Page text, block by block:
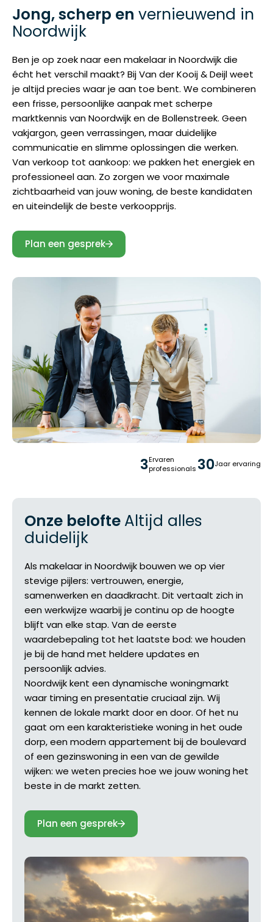
Gesprek inplannen
Direct contact
071 - 760 00 50
info@vanderkooijendeijl.nl
Jong, scherp en vernieuwend in
Noordwijk
Ben je op zoek naar een makelaar in Noordwijk die
écht het verschil maakt? Bij Van der Kooij & Deijl weet
je altijd precies waar je aan toe bent. We combineren
een frisse, persoonlijke aanpak met scherpe
marktkennis van Noordwijk en de Bollenstreek. Geen
vakjargon, geen verrassingen, maar duidelijke
communicatie en slimme oplossingen die werken.
Van verkoop tot aankoop: we pakken het energiek en
professioneel aan. Zo zorgen we voor maximale
zichtbaarheid van jouw woning, de beste kandidaten
en uiteindelijk de beste verkoopprijs.
Plan een gesprek
3Ervaren
professionals 30Jaar ervaring
Onze belofte Altijd alles
duidelijk
Als makelaar in Noordwijk bouwen we op vier
stevige pijlers: vertrouwen, energie,
samenwerken en daadkracht. Dit vertaalt zich in
een werkwijze waarbij je continu op de hoogte
blijft van elke stap. Van de eerste
waardebepaling tot het laatste bod: we houden
je bij de hand met heldere updates en
persoonlijk advies.
Noordwijk kent een dynamische woningmarkt
waar timing en presentatie cruciaal zijn. Wij
kennen de lokale markt door en door. Of het nu
gaat om een karakteristieke woning in het oude
dorp, een modern appartement bij de boulevard
of een gezinswoning in een van de gewilde
wijken: we weten precies hoe we jouw woning het
beste in de markt zetten.
Plan een gesprek